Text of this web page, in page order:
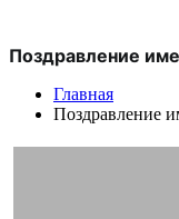
Поздравление
Главная
Поздравление